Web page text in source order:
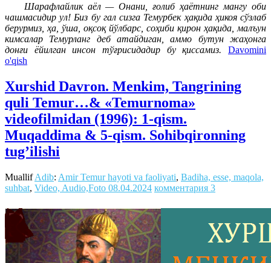
Шарафлайлик аёл — Онани, ғолиб ҳаётнинг мангу оби
чашмасидир ул! Биз бу гал сизга Темурбек ҳақида ҳикоя сўзлаб
берурмиз, ҳа, ўша, оқсоқ йўлбарс, соҳиби қирон ҳақида, малъун
кимсалар Темурланг деб атайдиган, аммо бутун жаҳонга
донғи ёйилган инсон тўғрисидадир бу қиссамиз.
Davomini
o'qish
Xurshid Davron. Menkim, Tangrining
quli Temur…& «Temurnoma»
videofilmidan (1996): 1-qism.
Muqaddima & 5-qism. Sohibqironning
tug’ilishi
MuallifAdib: Amir Temur hayoti va faoliyati, Badiha, esse, maqola,
suhbat, Video, Audio,Foto 08.04.2024 комментария 3